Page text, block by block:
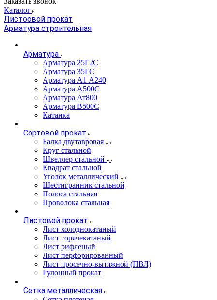
Каталог
Листоовой прокат
Арматура строительная
Арматура
Арматура 25Г2С
Арматура 35ГС
Арматура А1 А240
Арматура А500С
Арматура Ат800
Арматура В500С
Катанка
Сортовой прокат
Балка двутавровая
Круг стальной
Швеллер стальной
Квадрат стальной
Уголок металлический
Шестигранник стальной
Полоса стальная
Проволока стальная
Листовой прокат
Лист холоднокатаный
Лист горячекатаный
Лист рифленый
Лист перфорированный
Лист просечно-вытяжной (ПВЛ)
Рулонный прокат
Сетка металлическая